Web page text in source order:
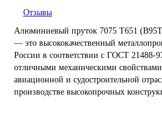
Отзывы
Алюминиевый пруток 7075 Т651
— это высококачественный
России в соответствии с ГОСТ 21488-
отличными механическими
авиационной и судостроительной
производстве высокопрочных